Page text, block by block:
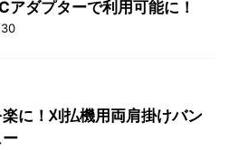
アダプターで利用可能に！
に！刈払機用両肩掛けバン
ー